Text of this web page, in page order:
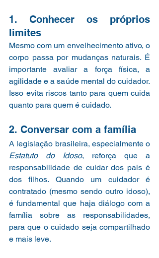
1. Conhecer os próprios
limites
Mesmo com um envelhecimento ativo, o
corpo passa por mudanças naturais. É
importante avaliar a força física, a
agilidade e a saúde mental do cuidador.
Isso evita riscos tanto para quem cuida
quanto para quem é cuidado.
2. Conversar com a família
Estatuto do Idoso, reforça que a
responsabilidade de cuidar dos pais é
dos filhos. Quando um cuidador é
contratado (mesmo sendo outro idoso),
é fundamental que haja diálogo com a
família sobre as responsabilidades,
para que o cuidado seja compartilhado
e mais leve.